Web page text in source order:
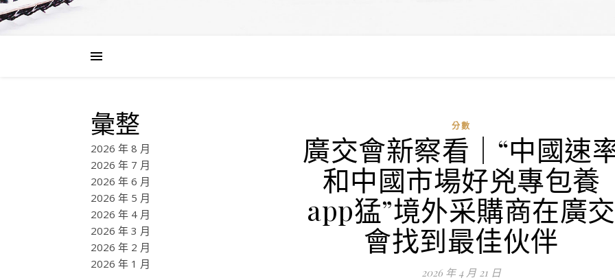
彙整
2026 年 8 月
2026 年 7 月
2026 年 6 月
2026 年 5 月
2026 年 4 月
2026 年 3 月
2026 年 2 月
2026 年 1 月
分數
廣交會新察看｜“中國速
和中國市場好兇專包養
app猛”境外采購商在廣交
會找到最佳伙伴
2026 年 4 月 21 日